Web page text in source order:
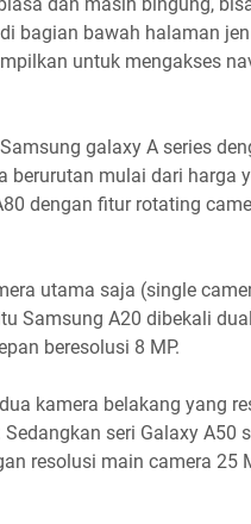
dan masih bingung,
bagian bawah halaman
untuk mengakses
galaxy A series
berurutan mulai dari harga
dengan fitur rotating
utama saja (single
Samsung A20 dibekali
beresolusi 8 MP.
kamera belakang yang
Sedangkan seri Galaxy A50
resolusi main camera 25